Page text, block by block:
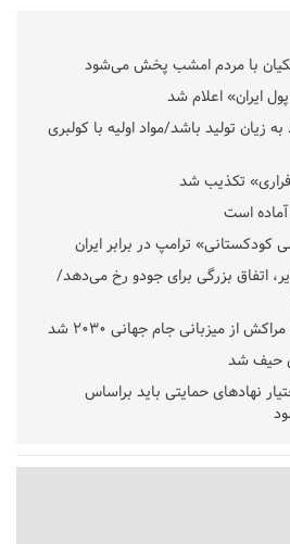
با مردم امشب پخش می‌شود
ایران» اعلام شد
زیان تولید باشد/مواد اولیه با کولبری
تکذیب شد
آماده است
کودکستانی» ترامپ در برابر ایران
اتفاق بزرگی برای جودو رخ می‌دهد/
از میزبانی جام جهانی ۲۰۳۰ شد
حیف شد
نهادهای حمایتی باید براساس